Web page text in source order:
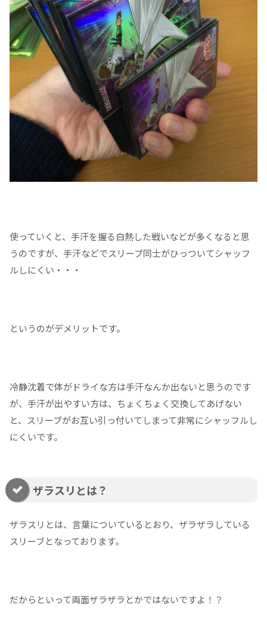
使っていくと、手汗を握る白熱した戦いなどが多くなると思
うのですが、手汗などでスリーブ同士がひっついてシャッフ
ルしにくい・・・
というのがデメリットです。
冷静沈着で体がドライな方は手汗なんか出ないと思うのです
が、手汗が出やすい方は、ちょくちょく交換してあげない
と、スリーブがお互い引っ付いてしまって非常にシャッフルし
にくいです。
ザラスリとは？
ザラスリとは、言葉についているとおり、ザラザラしている
スリーブとなっております。
だからといって両面ザラザラとかではないですよ！？